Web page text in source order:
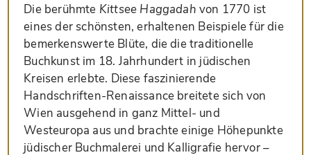
Die berühmte Kittsee Haggadah von 1770 ist
eines der schönsten, erhaltenen Beispiele für die
bemerkenswerte Blüte, die die traditionelle
Buchkunst im 18. Jahrhundert in jüdischen
Kreisen erlebte. Diese faszinierende
Handschriften-Renaissance breitete sich von
Wien ausgehend in ganz Mittel- und
Westeuropa aus und brachte einige Höhepunkte
jüdischer Buchmalerei und Kalligrafie hervor –